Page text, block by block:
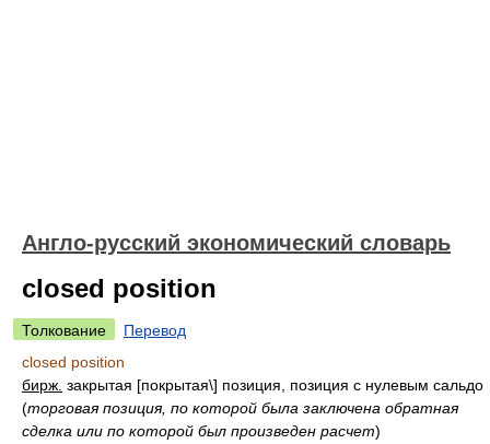
Англо-русский экономический словарь
closed position
Толкование
Перевод
closed position
бирж. закрытая [покрытая\] позиция, позиция с нулевым сальдо
(торговая позиция, по которой была заключена обратная
сделка или по которой был произведен расчет)